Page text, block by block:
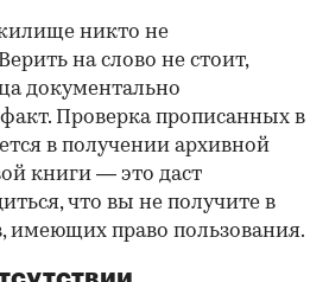
никто не
на слово не стоит,
документально
Проверка прописанных в
в получении архивной
книги — это даст
что вы не получите в
имеющих право пользования.